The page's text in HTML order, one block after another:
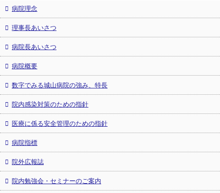
病院理念
理事長あいさつ
病院長あいさつ
病院概要
数字でみる城山病院の強み、特長
院内感染対策のための指針
医療に係る安全管理のための指針
病院指標
院外広報誌
院内勉強会・セミナーのご案内